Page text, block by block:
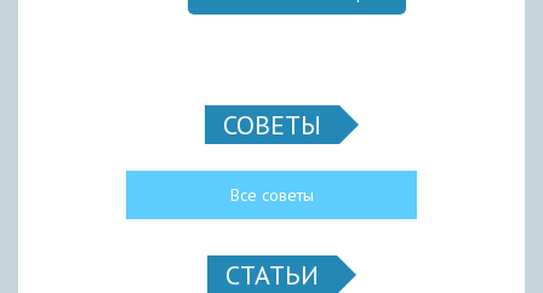
СОВЕТЫ
Все советы
СТАТЬИ